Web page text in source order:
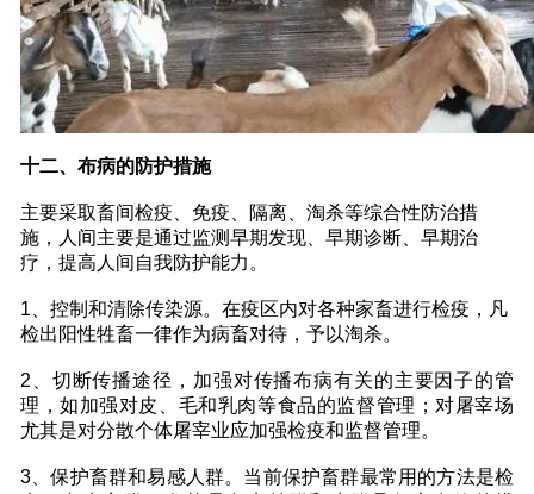
十二、布病的防护措施
主要采取畜间检疫、免疫、隔离、淘杀等综合性防治措
施，人间主要是通过监测早期发现、早期诊断、早期治
疗，提高人间自我防护能力。
1、控制和清除传染源。在疫区内对各种家畜进行检疫，凡
检出阳性牲畜一律作为病畜对待，予以淘杀。
2、切断传播途径，加强对传播布病有关的主要因子的管
理，如加强对皮、毛和乳肉等食品的监督管理；对屠宰场
尤其是对分散个体屠宰业应加强检疫和监督管理。
3、保护畜群和易感人群。当前保护畜群最常用的方法是检